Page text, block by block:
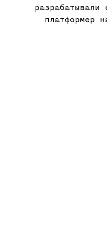
разрабатывали
платформер